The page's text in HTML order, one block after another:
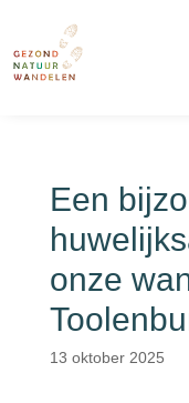
Een
onze
13 oktober 2025